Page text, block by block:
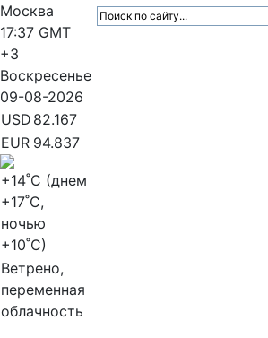
Москва
17:37 GMT
+3
Воскресенье
09-08-2026
USD 82.167
EUR 94.837
+14˚C (днем
+17˚C,
ночью
+10˚C)
Ветрено,
переменная
облачность